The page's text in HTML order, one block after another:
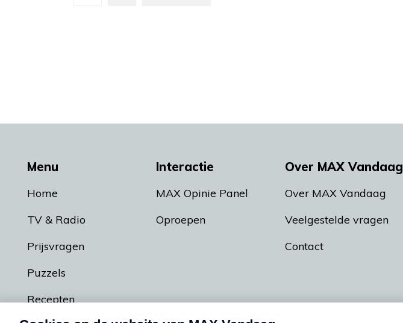
Menu
Home
TV & Radio
Prijsvragen
Puzzels
Recepten
Interactie
MAX Opinie Panel
Oproepen
Over MAX Vandaag
Over MAX Vandaag
Veelgestelde vragen
Contact